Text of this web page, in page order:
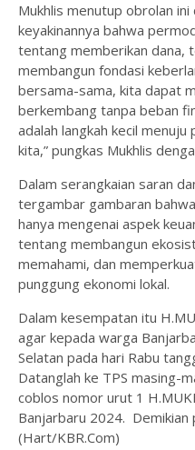
Mukhlis menutup obrolan
keyakinannya bahwa
tentang memberikan dana,
membangun fondasi
bersama-sama, kita dapat
berkembang tanpa beban
adalah langkah kecil
kita,” pungkas Mukhlis
Dalam serangkaian saran
tergambar gambaran
hanya mengenai aspek
tentang membangun
memahami, dan
punggung ekonomi lokal.
Dalam kesempatan itu
agar kepada warga
Selatan pada hari Rabu
Datanglah ke TPS masing-
coblos nomor urut 1
Banjarbaru 2024. Demikian
(Hart/KBR.Com)